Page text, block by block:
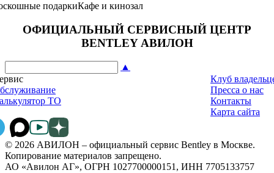
подаркиКафе и кинозал
ОФИЦИАЛЬНЫЙ СЕРВИСНЫЙ ЦЕНТР
BENTLEY АВИЛОН
▲
ТО
Клуб
Пресса о нас
Контакты
Карта сайта
© 2026 АВИЛОН – официальный сервис Bentley в Москве.
Копирование материалов запрещено.
АО «Авилон АГ», ОГРН 1027700000151, ИНН 7705133757